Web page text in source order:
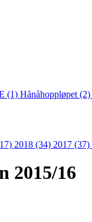
(1) Hånåhoppløpet (2)
2018 (34) 2017 (37)
2015/16